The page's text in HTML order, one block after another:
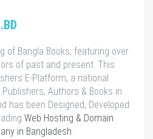
of Bangla Books, featuring over
of past and present. This
E-Platform, a national
Authors & Books in
has been Designed, Developed
Web Hosting & Domain
in Bangladesh